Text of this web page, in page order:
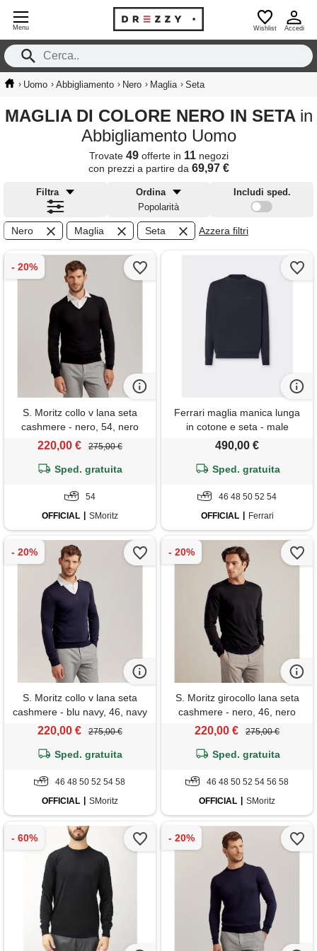
Menu Wishlist Accedi
› Uomo › Abbigliamento › Nero › Maglia › Seta
MAGLIA DI COLORE NERO IN SETA in
Abbigliamento Uomo
Trovate 49offerte in 11negozi
con prezzi a partire da 69,97 €
Filtra
Ordina
Popolarità
Includi sped.
Nero Maglia Seta Azzera filtri
S. Moritz collo v lana seta
cashmere - nero, 54, nero
220,00 € 275,00 €
Sped. gratuita
54
OFFICIAL
SMoritz
Ferrari maglia manica lunga
in cotone e seta - male
maglieria e felpe navy
490,00 €
Sped. gratuita
46 48 50 52 54
OFFICIAL
Ferrari
S. Moritz collo v lana seta
cashmere - blu navy, 46, navy
220,00 € 275,00 €
Sped. gratuita
46 48 50 52 54 58
OFFICIAL
SMoritz
S. Moritz girocollo lana seta
cashmere - nero, 46, nero
220,00 € 275,00 €
Sped. gratuita
46 48 50 52 54 56 58
OFFICIAL
SMoritz